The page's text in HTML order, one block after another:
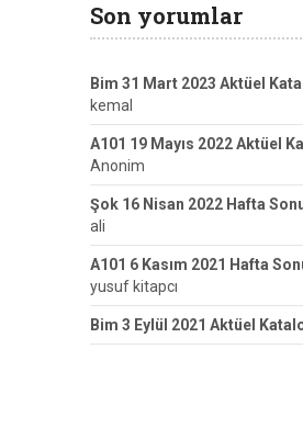
Son yorumlar
Bim 31 Mart 2023 Aktüel
kemal
A101 19 Mayıs 2022 Aktüel
Anonim
Şok 16 Nisan 2022 Hafta
ali
A101 6 Kasım 2021 Hafta
yusuf kitapcı
Bim 3 Eylül 2021 Aktüel